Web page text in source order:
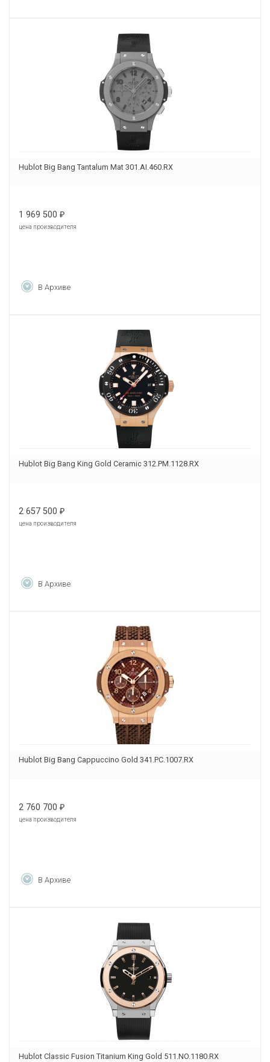
Hublot Big Bang Tantalum Mat 301.AI.460.RX
1 969 500 ₽
цена производителя
В Архиве
Hublot Big Bang King Gold Ceramic 312.PM.1128.RX
2 657 500 ₽
цена производителя
В Архиве
Hublot Big Bang Cappuccino Gold 341.PC.1007.RX
2 760 700 ₽
цена производителя
В Архиве
Hublot Classic Fusion Titanium King Gold 511.NO.1180.RX